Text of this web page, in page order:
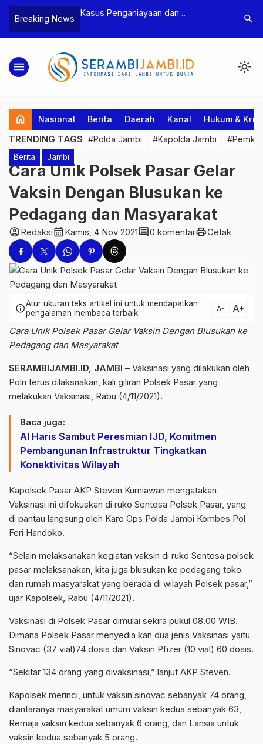
Breaking News
Bea Cukai
Pelaku beserta
dan 146 Gram
Kasus Penganiayaan dan
Tebo Tetapkan Dua Tersangka
Polres
Dua
search
menu light_mode
home Nasional Berita Daerah Kanal Hukum &
TRENDING TAGS #Polda Jambi #Kapolda Jambi
Berita Jambi
Cara Unik Polsek Pasar Gelar
Vaksin Dengan Blusukan ke
Pedagang dan Masyarakat
account_circleRedaksicalendar_month Kamis, 4 Nov 2021comment0 komentarprintCetak
infoAtur ukuran teks artikel ini untuk mendapatkan
pengalaman membaca terbaik.
text_decrease text_increase
Cara Unik Polsek Pasar Gelar Vaksin Dengan Blusukan ke
Pedagang dan Masyarakat
SERAMBIJAMBI.ID, JAMBI – Vaksinasi yang dilakukan oleh
Polri terus dilaksnakan, kali giliran Polsek Pasar yang
melakukan Vaksinasi, Rabu (4/11/2021).
Baca juga:
Al Haris Sambut Peresmian IJD, Komitmen
Pembangunan Infrastruktur Tingkatkan
Konektivitas Wilayah
Kapolsek Pasar AKP Steven Kurniawan mengatakan
Vaksinasi ini difokuskan di ruko Sentosa Polsek Pasar, yang
di pantau langsung oleh Karo Ops Polda Jambi Kombes Pol
Feri Handoko.
“Selain melaksanakan kegiatan vaksin di ruko Sentosa polsek
pasar melaksanakan, kita juga blusukan ke pedagang toko
dan rumah masyarakat yang berada di wilayah Polsek pasar,”
ujar Kapolsek, Rabu (4/11/2021).
Vaksinasi di Polsek Pasar dimulai sekira pukul 08.00 WIB.
Dimana Polsek Pasar menyedia kan dua jenis Vaksinasi yaitu
Sinovac (37 vial)74 dosis dan Vaksin Pfizer (10 vial) 60 dosis.
“Sekitar 134 orang yang divaksinasi,” lanjut AKP Steven.
Kapolsek merinci, untuk vaksin sinovac sebanyak 74 orang,
diantaranya masyarakat umum vaksin kedua sebanyak 63,
Remaja vaksin kedua sebanyak 6 orang, dan Lansia untuk
vaksin kedua sebanyak 5 orang.